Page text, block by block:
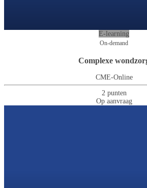
E-learning
On-demand
Complexe
CME-Online
2 punten
Op aanvraag